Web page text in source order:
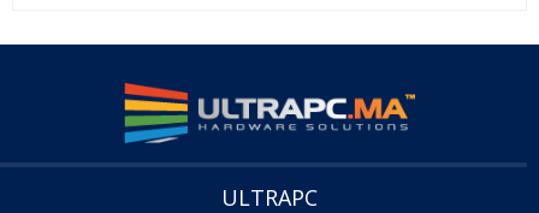
ULTRAPC